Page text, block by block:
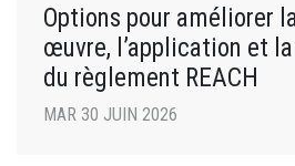
Options pour améliorer
œuvre, l’application et
du règlement REACH
MAR 30 JUIN 2026